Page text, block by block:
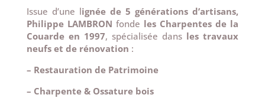
Issue d’une lignée de 5 générations d’artisans,
Philippe LAMBRON fonde les Charpentes de la
Couarde en 1997, spécialisée dans les travaux
neufs et de rénovation :
– Restauration de Patrimoine
– Charpente & Ossature bois